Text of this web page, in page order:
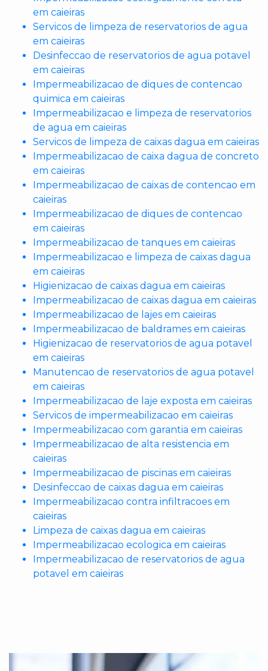
em caieiras
Servicos de limpeza de reservatorios de agua
em caieiras
Desinfeccao de reservatorios de agua potavel
em caieiras
Impermeabilizacao de diques de contencao
quimica em caieiras
Impermeabilizacao e limpeza de reservatorios
de agua em caieiras
Servicos de limpeza de caixas dagua em caieiras
Impermeabilizacao de caixa dagua de concreto
em caieiras
Impermeabilizacao de caixas de contencao em
caieiras
Impermeabilizacao de diques de contencao
em caieiras
Impermeabilizacao de tanques em caieiras
Impermeabilizacao e limpeza de caixas dagua
em caieiras
Higienizacao de caixas dagua em caieiras
Impermeabilizacao de caixas dagua em caieiras
Impermeabilizacao de lajes em caieiras
Impermeabilizacao de baldrames em caieiras
Higienizacao de reservatorios de agua potavel
em caieiras
Manutencao de reservatorios de agua potavel
em caieiras
Impermeabilizacao de laje exposta em caieiras
Servicos de impermeabilizacao em caieiras
Impermeabilizacao com garantia em caieiras
Impermeabilizacao de alta resistencia em
caieiras
Impermeabilizacao de piscinas em caieiras
Desinfeccao de caixas dagua em caieiras
Impermeabilizacao contra infiltracoes em
caieiras
Limpeza de caixas dagua em caieiras
Impermeabilizacao ecologica em caieiras
Impermeabilizacao de reservatorios de agua
potavel em caieiras